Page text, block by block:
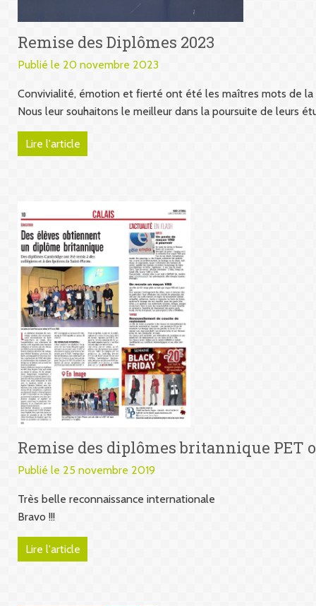
Remise des Diplômes 2023
Publié le 20 novembre 2023
Convivialité, émotion et fierté ont été les maîtres mots de
Nous leur souhaitons le meilleur dans la poursuite de leurs
Lire l'article
Remise des diplômes britannique PET
Publié le 25 novembre 2019
Très belle reconnaissance internationale
Bravo !!!
Lire l'article